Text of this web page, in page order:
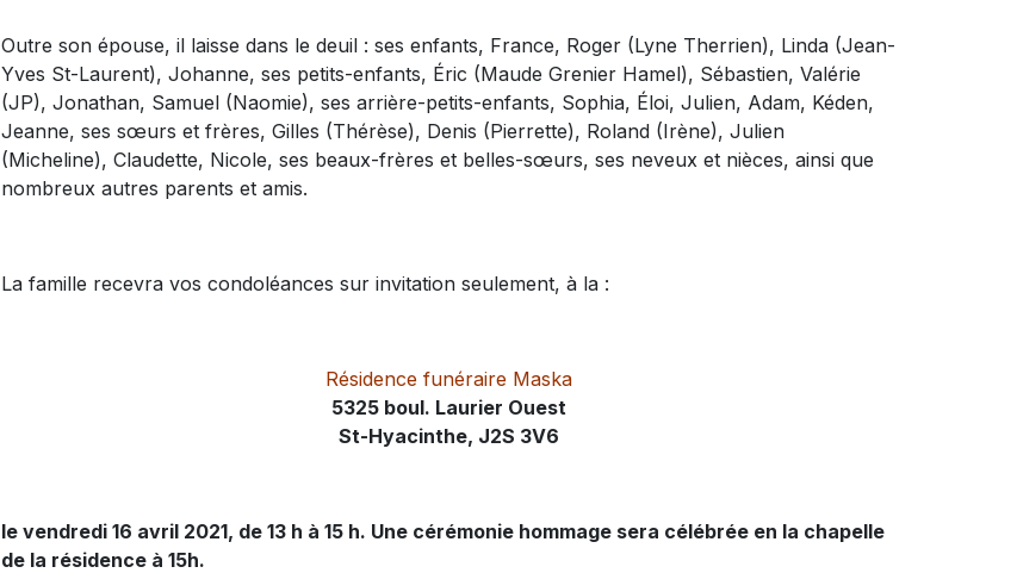
Outre son épouse, il laisse dans le deuil : ses enfants, France, Roger (Lyne Therrien), Linda (Jean-
Yves St-Laurent), Johanne, ses petits-enfants, Éric (Maude Grenier Hamel), Sébastien, Valérie
(JP), Jonathan, Samuel (Naomie), ses arrière-petits-enfants, Sophia, Éloi, Julien, Adam, Kéden,
Jeanne, ses sœurs et frères, Gilles (Thérèse), Denis (Pierrette), Roland (Irène), Julien
(Micheline), Claudette, Nicole, ses beaux-frères et belles-sœurs, ses neveux et nièces, ainsi que
nombreux autres parents et amis.
La famille recevra vos condoléances sur invitation seulement, à la :
Résidence funéraire Maska
5325 boul. Laurier Ouest
St-Hyacinthe, J2S 3V6
le vendredi 16 avril 2021, de 13 h à 15 h. Une cérémonie hommage sera célébrée en la chapelle
de la résidence à 15h.